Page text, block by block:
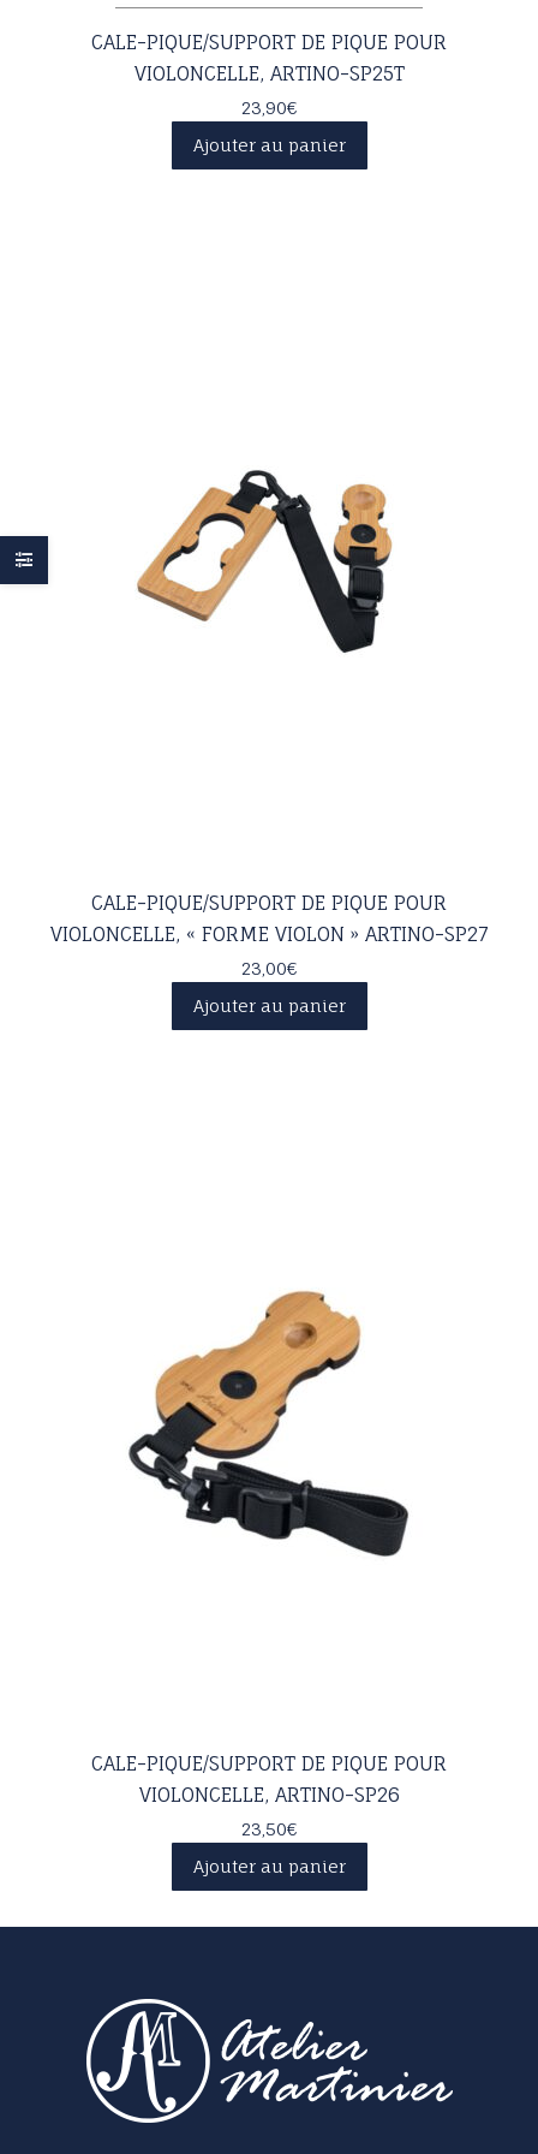
CALE-PIQUE/SUPPORT DE PIQUE POUR
VIOLONCELLE, ARTINO-SP25T
23,90€
Ajouter au panier
CALE-PIQUE/SUPPORT DE PIQUE POUR
VIOLONCELLE, « FORME VIOLON » ARTINO-SP27
23,00€
Ajouter au panier
CALE-PIQUE/SUPPORT DE PIQUE POUR
VIOLONCELLE, ARTINO-SP26
23,50€
Ajouter au panier